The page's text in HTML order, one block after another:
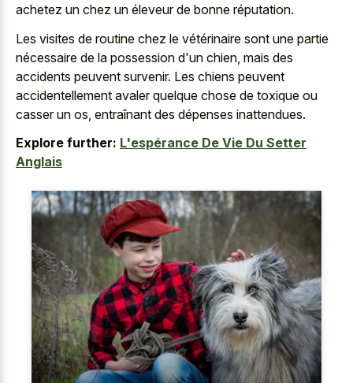
achetez un chez un éleveur de bonne réputation.
Les visites de routine chez le vétérinaire sont une partie
nécessaire de la possession d'un chien, mais des
accidents peuvent survenir. Les chiens peuvent
accidentellement avaler quelque chose de toxique ou
casser un os, entraînant des dépenses inattendues.
Explore further: L'espérance De Vie Du Setter
Anglais